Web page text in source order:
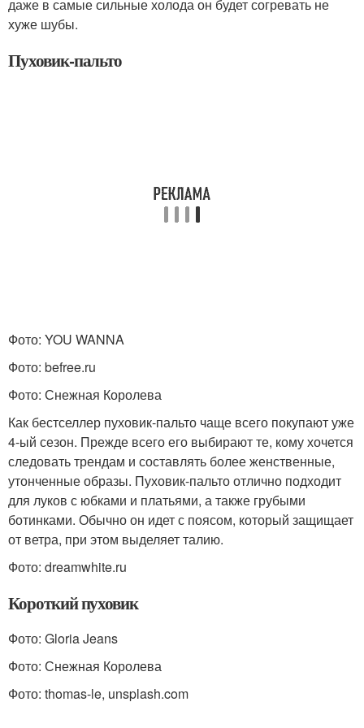
даже в самые сильные холода он будет согревать не
хуже шубы.
Пуховик-пальто
Фото: YOU WANNA
Фото: befree.ru
Фото: Снежная Королева
Как бестселлер пуховик-пальто чаще всего покупают уже
4-ый сезон. Прежде всего его выбирают те, кому хочется
следовать трендам и составлять более женственные,
утонченные образы. Пуховик-пальто отлично подходит
для луков с юбками и платьями, а также грубыми
ботинками. Обычно он идет с поясом, который защищает
от ветра, при этом выделяет талию.
Фото: dreamwhite.ru
Короткий пуховик
​​​​​​​​​​​​​​Фото: Gloria Jeans
Фото: Снежная Королева
Фото: thomas-le, unsplash.com